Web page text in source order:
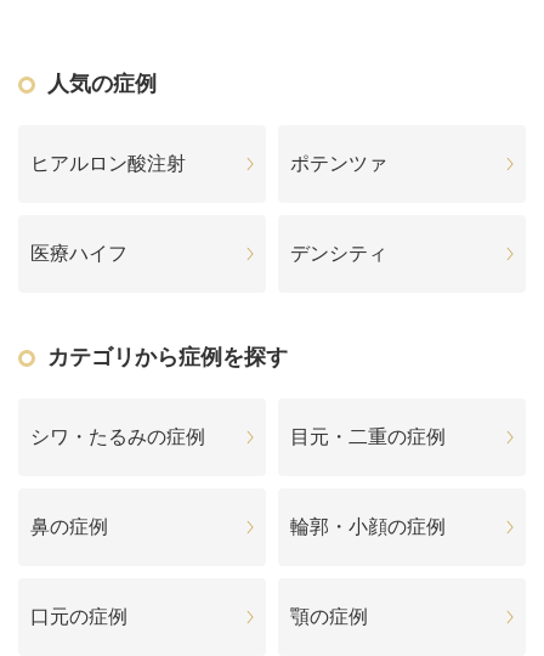
人気の症例
ヒアルロン酸注射 ポテンツァ
医療ハイフ デンシティ
カテゴリから症例を探す
シワ・たるみの症例 目元・二重の症例
鼻の症例 輪郭・小顔の症例
口元の症例 顎の症例